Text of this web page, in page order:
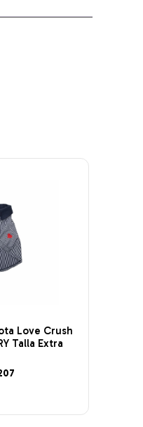
Love Crush
Talla Extra